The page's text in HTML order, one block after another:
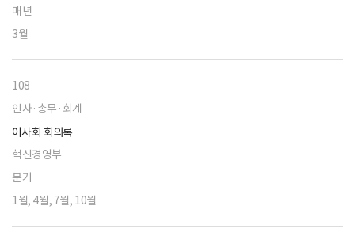
매년
3월
108
인사·총무·회계
이사회 회의록
혁신경영부
분기
1월, 4월, 7월, 10월